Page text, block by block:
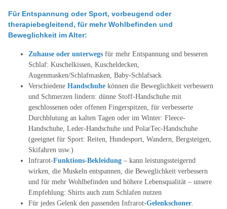
Für Entspannung oder Sport, vorbeugend oder
therapiebegleitend, für mehr Wohlbefinden und
Beweglichkeit im Alter:
Zuhause oder unterwegs für mehr Entspannung und besseren
Schlaf: Kuschelkissen, Kuscheldecken,
Augenmasken/Schlafmasken, Baby-Schlafsack
Verschiedene Handschuhe können die Beweglichkeit verbessern
und Schmerzen lindern: dünne Stoff-Handschuhe mit
geschlossenen oder offenen Fingerspitzen, für verbesserte
Durchblutung an kalten Tagen oder im Winter: Fleece-
Handschuhe, Leder-Handschuhe und PolarTec-Handschuhe
(geeignet für Sport: Reiten, Hundesport, Wandern, Bergsteigen,
Skifahren usw.)
Infrarot-Funktions-Bekleidung – kann leistungssteigernd
wirken, die Muskeln entspannen, die Beweglichkeit verbessern
und für mehr Wohlbefinden und höhere Lebensqualität – unsere
Empfehlung: Shirts auch zum Schlafen nutzen
Für jedes Gelenk den passenden Infrarot-Gelenkschoner